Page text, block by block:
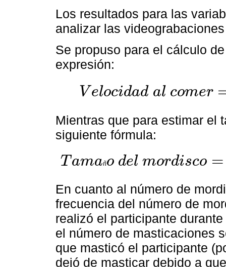
Los resultados para las
analizar las
Se propuso para el cálculo
expresión:
V elocidad al comer
Ve ocidad al comer=gr amos de piz z a (90) em
Mientras que para estimar el
siguiente fórmula:
T amaño del mordisco =
Ta maño del mord sco=gr amos con sumidostota del
En cuanto al número de
frecuencia del número de
realizó el participante
el número de masticaciones
que masticó el participante
dejó de masticar debido a